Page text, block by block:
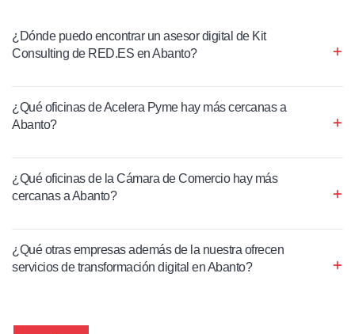
¿Dónde puedo encontrar un asesor digital de Kit
Consulting de RED.ES en Abanto?
¿Qué oficinas de Acelera Pyme hay más cercanas a
Abanto?
¿Qué oficinas de la Cámara de Comercio hay más
cercanas a Abanto?
¿Qué otras empresas además de la nuestra ofrecen
servicios de transformación digital en Abanto?